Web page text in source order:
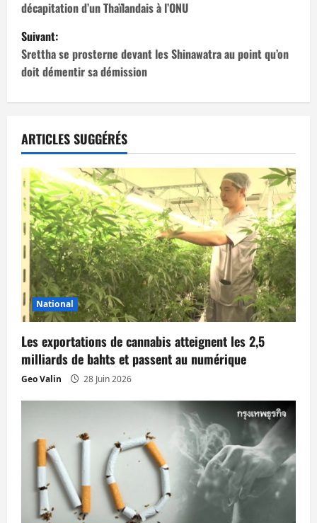
v
i
g
t
i
o
n
d
’
a
r
t
décapitation d’un Thaïlandais à l’ONU
Suivant:
Srettha se prosterne devant les Shinawatra au point qu’on
doit démentir sa démission
ARTICLES SUGGÉRÉS
National
Les exportations de cannabis atteignent les 2,5
milliards de bahts et passent au numérique
Geo Valin 28 Juin 2026